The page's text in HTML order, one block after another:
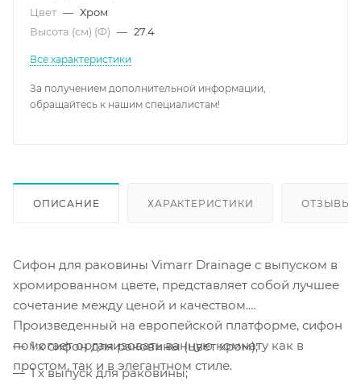
Цвет — Хром
Высота (см) (Ф) — 27.4
Все характеристики
За получением дополнительной информации,
обращайтесь к нашим специалистам!
ОПИСАНИЕ ХАРАКТЕРИСТИКИ ОТЗЫВЫ
Сифон для раковины Vimarr Drainage с выпуском в
хромированном цвете, представляет собой лучшее
сочетание между ценой и качеством.
Произведенный на европейской платформе, сифон
помогает организовать ванную комнату как в
простом, так и в элегантном стиле.
1 x сифон для раковины (цвет хром);
1 x выпуск для раковины;